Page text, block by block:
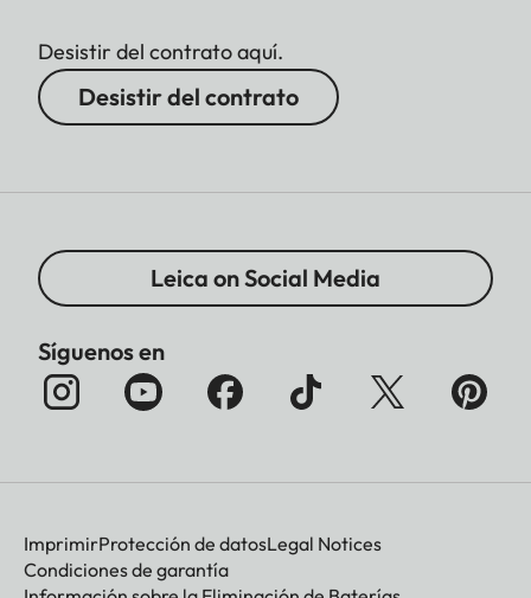
Desistir del contrato aquí.
Desistir del contrato
Leica on Social Media
Síguenos en
ImprimirProtección de datosLegal Notices
Condiciones de garantía